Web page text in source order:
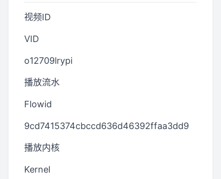
视频ID
VID
o12709lrypi
播放流水
Flowid
9cd7415374cbccd636d46392ffaa3dd9
播放内核
Kernel